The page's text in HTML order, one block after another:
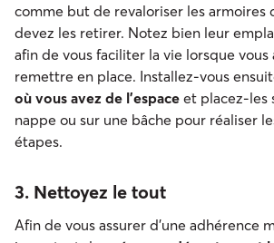
comme but de revaloriser les armoires
devez les retirer. Notez bien leur
afin de vous faciliter la vie lorsque vous
remettre en place. Installez-vous
où vous avez de l’espace et placez-les
nappe ou sur une bâche pour réaliser
étapes.
3. Nettoyez le tout
Afin de vous assurer d’une adhérence